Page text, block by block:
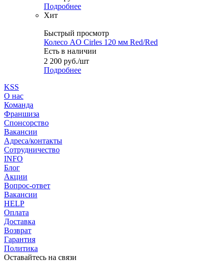
Подробнее
Хит
Быстрый просмотр
Колесо AO Cirles 120 мм Red/Red
Есть в наличии
2 200 руб./шт
Подробнее
KSS
О нас
Команда
Франшиза
Спонсорство
Вакансии
Адреса/контакты
Сотрудничество
INFO
Блог
Акции
Вопрос-ответ
Вакансии
HELP
Оплата
Доставка
Возврат
Гарантия
Политика
Оставайтесь на связи